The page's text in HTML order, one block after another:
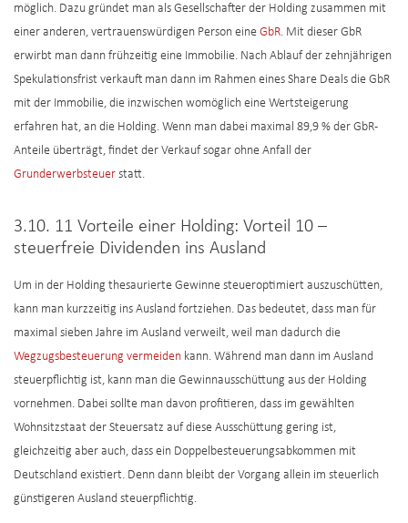
möglich. Dazu gründet man als Gesellschafter der Holding zusammen mit
einer anderen, vertrauenswürdigen Person eine GbR. Mit dieser GbR
erwirbt man dann frühzeitig eine Immobilie. Nach Ablauf der zehnjährigen
Spekulationsfrist verkauft man dann im Rahmen eines Share Deals die GbR
mit der Immobilie, die inzwischen womöglich eine Wertsteigerung
erfahren hat, an die Holding. Wenn man dabei maximal 89,9 % der GbR-
Anteile überträgt, findet der Verkauf sogar ohne Anfall der
Grunderwerbsteuer statt.
3.10. 11 Vorteile einer Holding: Vorteil 10 –
steuerfreie Dividenden ins Ausland
Um in der Holding thesaurierte Gewinne steueroptimiert auszuschütten,
kann man kurzzeitig ins Ausland fortziehen. Das bedeutet, dass man für
maximal sieben Jahre im Ausland verweilt, weil man dadurch die
Wegzugsbesteuerung vermeiden kann. Während man dann im Ausland
steuerpflichtig ist, kann man die Gewinnausschüttung aus der Holding
vornehmen. Dabei sollte man davon profitieren, dass im gewählten
Wohnsitzstaat der Steuersatz auf diese Ausschüttung gering ist,
gleichzeitig aber auch, dass ein Doppelbesteuerungsabkommen mit
Deutschland existiert. Denn dann bleibt der Vorgang allein im steuerlich
günstigeren Ausland steuerpflichtig.